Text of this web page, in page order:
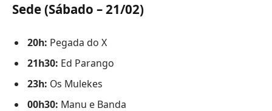
Sede (Sábado – 21/02)
20h: Pegada do X
21h30: Ed Parango
23h: Os Mulekes
00h30: Manu e Banda